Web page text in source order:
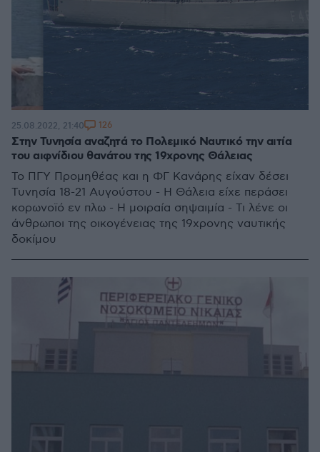
Στην Τυνησία αναζητά το Πολεμικό Ναυτικό την αιτία
του αιφνίδιου θανάτου της 19χρονης Θάλειας
Το ΠΓΥ Προμηθέας και η ΦΓ Κανάρης είχαν δέσει
Τυνησία 18-21 Αυγούστου - Η Θάλεια είχε περάσει
κορωνοϊό εν πλω - Η μοιραία σηψαιμία - Τι λένε οι
άνθρωποι της οικογένειας της 19χρονης ναυτικής
δοκίμου
25.08.2022, 21:40 126